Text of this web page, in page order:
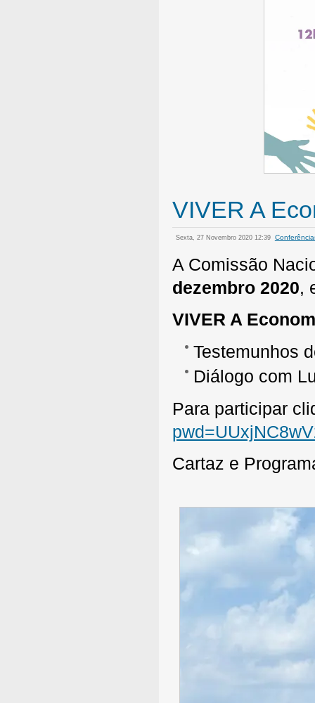
VIVER A
Sexta, 27 Novembro 2020 12:39
A Comissão
dezembro 2020,
VIVER A
Testemunhos
Diálogo com
Para participar
Cartaz e